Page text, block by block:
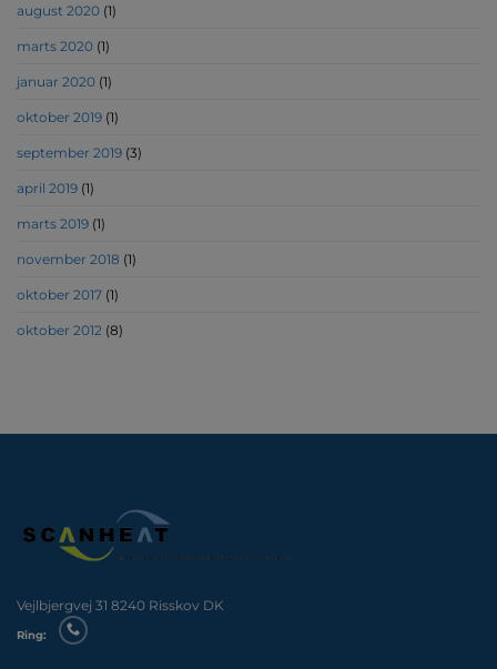
august 2020 (1)
marts 2020 (1)
januar 2020 (1)
oktober 2019 (1)
september 2019 (3)
april 2019 (1)
marts 2019 (1)
november 2018 (1)
oktober 2017 (1)
oktober 2012 (8)
Vejlbjergvej 31 8240 Risskov DK
Ring: